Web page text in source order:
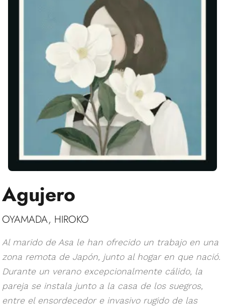
Agujero
OYAMADA, HIROKO
Al marido de Asa le han ofrecido un trabajo en una
zona remota de Japón, junto al hogar en que nació.
Durante un verano excepcionalmente cálido, la
pareja se instala junto a la casa de los suegros,
entre el ensordecedor e invasivo rugido de las